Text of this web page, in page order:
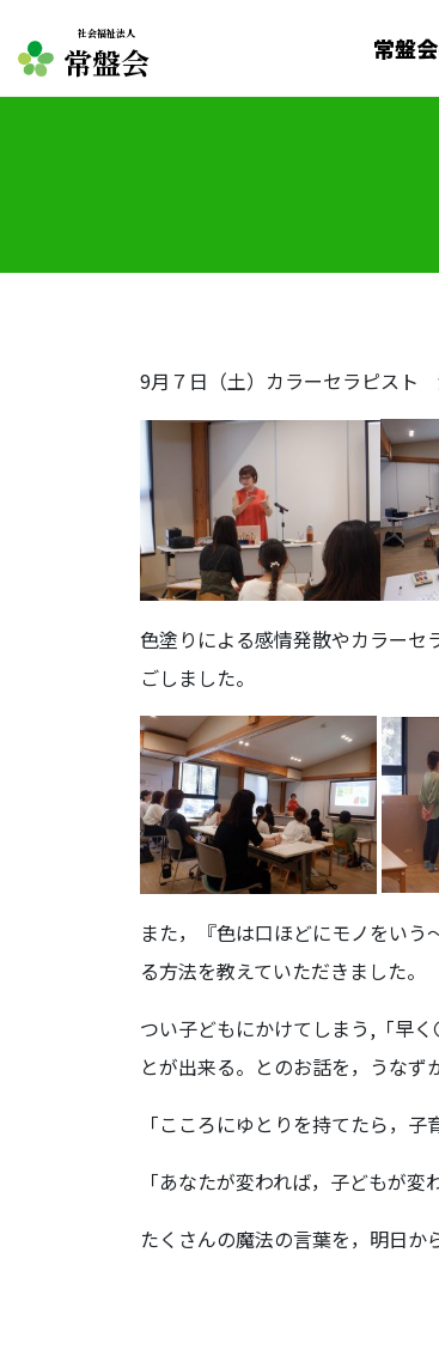
社会福祉法人
常盤会 常盤
9月７日（土）カラーセラピスト
色塗りによる感情発散やカラーセ
ごしました。
また，『色は口ほどにモノをい
る方法を教えていただきました。
つい子どもにかけてしまう,「早
とが出来る。とのお話を，うなず
「こころにゆとりを持てたら，子
「あなたが変われば，子どもが変
たくさんの魔法の言葉を，明日